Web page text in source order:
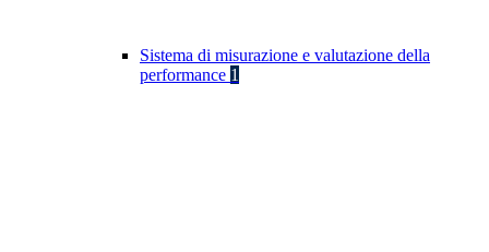
Sistema di misurazione e valutazione della
performance 1